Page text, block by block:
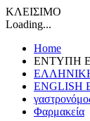
ΚΛΕΙΣΙΜΟ
Loading...
Home
ΕΝΤΥΠΗ
ENGLISH
Φαρμακεία